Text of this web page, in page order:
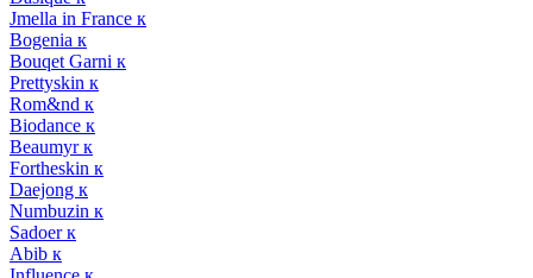
Jmella in France к
Bogenia к
Bouqet Garni к
Prettyskin к
Rom&nd к
Biodance к
Beaumyr к
Fortheskin к
Daejong к
Numbuzin к
Sadoer к
Abib к